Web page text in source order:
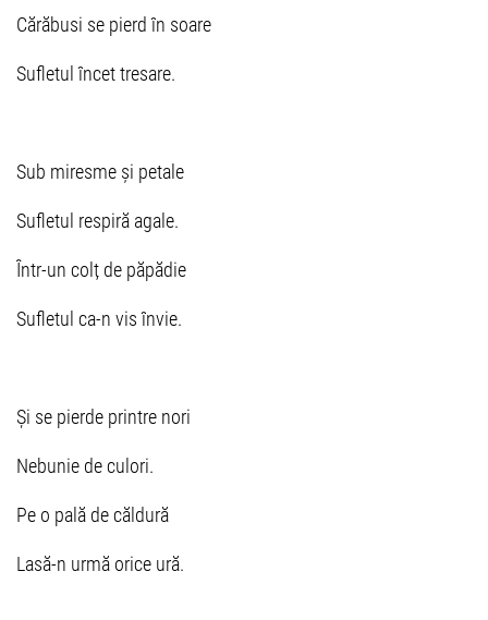
Cărăbusi se pierd în soare
Sufletul încet tresare.
Sub miresme și petale
Sufletul respiră agale.
Într-un colț de păpădie
Sufletul ca-n vis învie.
Și se pierde printre nori
Nebunie de culori.
Pe o pală de căldură
Lasă-n urmă orice ură.